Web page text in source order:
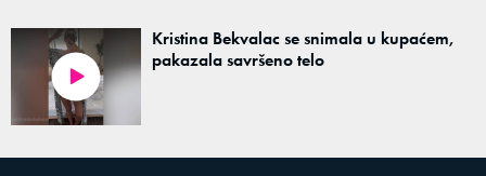
Kristina Bekvalac se snimala u kupaćem,
pakazala savršeno telo